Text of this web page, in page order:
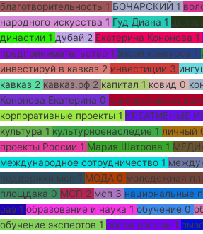
благотворительность 1 БОЧАРСКИЙ 1
народного искусства 1 Гуд Диана 1
династии 1 дубай 2 Екатерина Кононова 1
предпринимательство 1 жюри конкурса 1
инвестируй в кавказ 2 инвестиции 3
кавказ 2 кавказ.рф 2 капитал 1 ковид 0
Кононова Екатерина 0 корпоративное
корпоративные проекты 1 КРЕАТИВНЫЕ
культура 1 культурноенаследие 1 личный
проекты России 1 Мария Шатрова 1
международное сотрудничество 1
поддержки мсп 1 МОДА 0 молодежная
площдака 0 МСП 2 мсп 3 национальные
оаэ 1 образование и наука 1 обучение 0
обучение экспертов 1 опора россии 1